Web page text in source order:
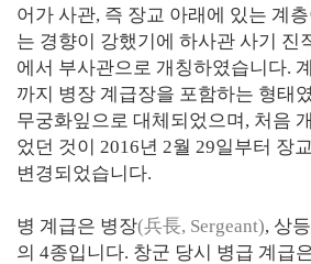
어가 사관, 즉 장교 아래에 있는 계
는 경향이 강했기에 하사관 사기 진
에서 부사관으로 개칭하였습니다.
까지 병장 계급장을 포함하는 형태
무궁화잎으로 대체되었으며, 처음
었던 것이 2016년 2월 29일부터 장
변경되었습니다.
병 계급은 병장(兵長, Sergeant), 상
의 4종입니다. 창군 당시 병급 계급